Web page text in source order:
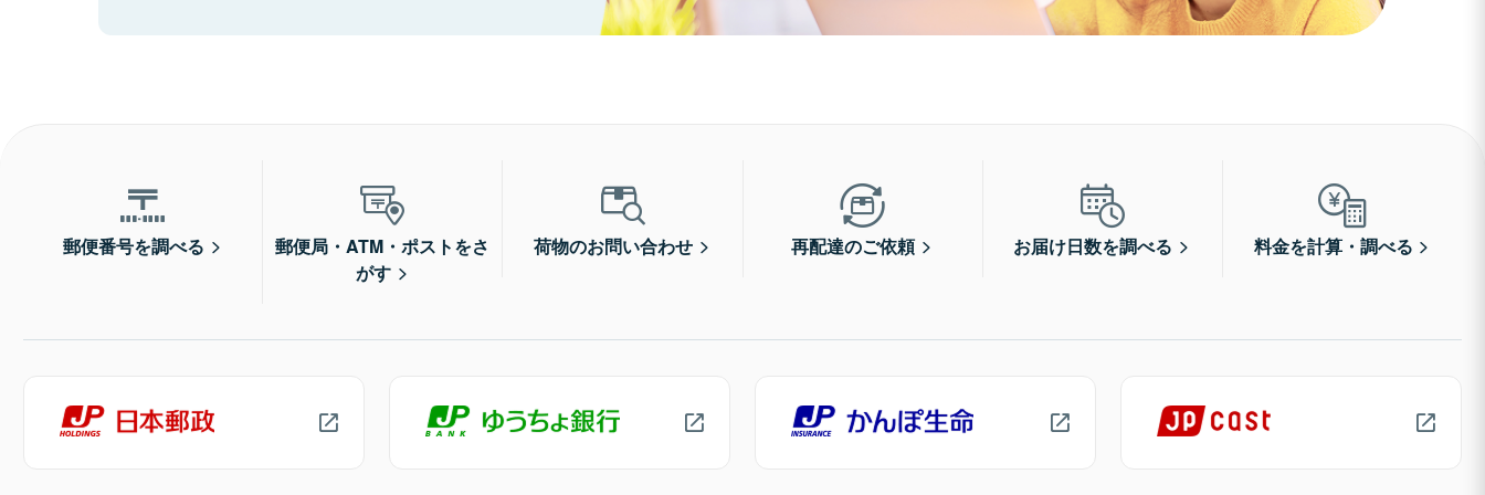
郵便番号を調べる
郵便局・ATM・ポストをさ
がす
荷物のお問い合わせ 再配達のご依頼 お届け日数を調べる 料金を計算・調べる